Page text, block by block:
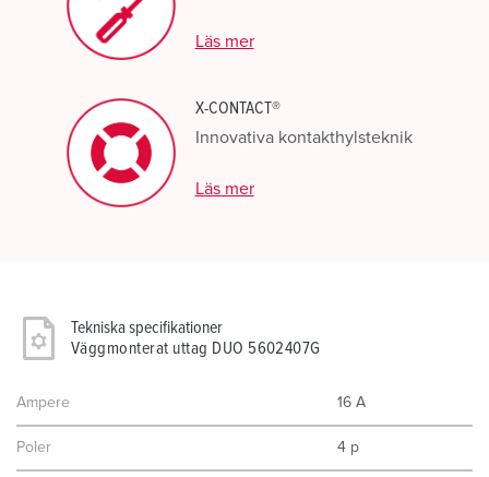
Läs mer
X-CONTACT®
Innovativa kontakthylsteknik
Läs mer
Tekniska specifikationer
Väggmonterat uttag DUO 5602407G
Ampere 16 A
Poler 4 p